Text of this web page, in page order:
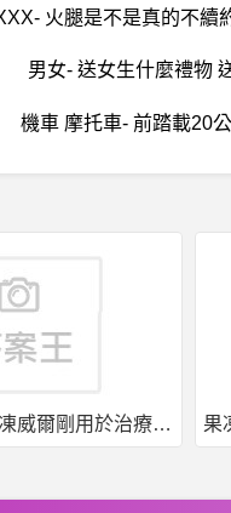
火腿是不是真的不續
男女- 送女生什麼禮物
機車 摩托車- 前踏載20
果凍威而鋼50入，液態威，口溶速效